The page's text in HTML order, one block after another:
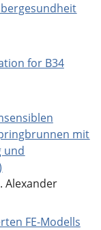
for B34
mit
und
Alexander
FE-Modells